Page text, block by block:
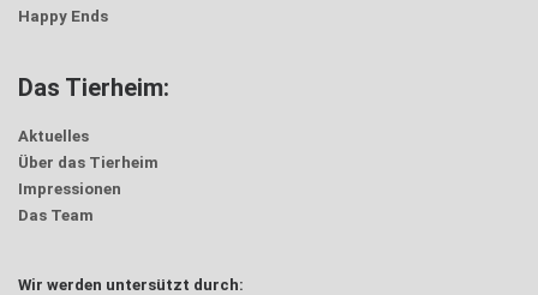
Happy Ends
Das Tierheim:
Aktuelles
Über das Tierheim
Impressionen
Das Team
Wir werden untersützt durch: